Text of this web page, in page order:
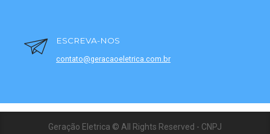
ESCREVA-NOS
contato@geracaoeletrica.com.br
Geração Eletrica © All Rights Reserved - CNPJ